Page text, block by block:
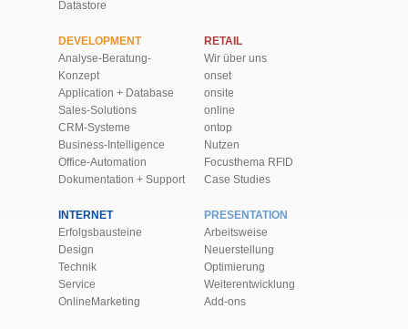
Datastore
DEVELOPMENT
Analyse-Beratung-
Konzept
Application + Database
Sales-Solutions
CRM-Systeme
Business-Intelligence
Office-Automation
Dokumentation + Support
RETAIL
Wir über uns
onset
onsite
online
ontop
Nutzen
Focusthema RFID
Case Studies
INTERNET
Erfolgsbausteine
Design
Technik
Service
OnlineMarketing
PRESENTATION
Arbeitsweise
Neuerstellung
Optimierung
Weiter­ent­wick­lung
Add-ons